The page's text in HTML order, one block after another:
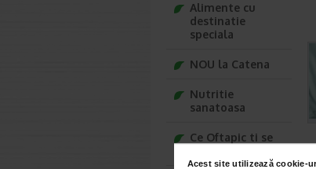
Acest site utilizează cookie-
Alimente cu
destinatie
speciala
NOU la Catena
Nutritie
sanatoasa
Ce Oftapic ti se